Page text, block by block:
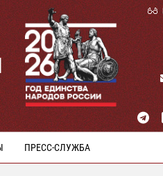
ПРЕСС-СЛУЖБА